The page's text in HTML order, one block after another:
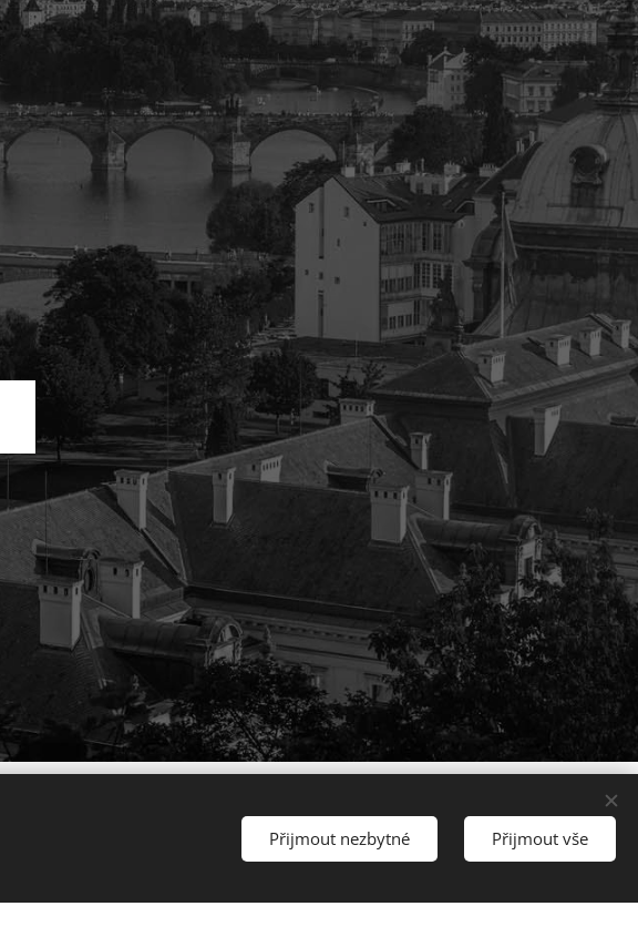
Přijmout nezbytné Přijmout vše